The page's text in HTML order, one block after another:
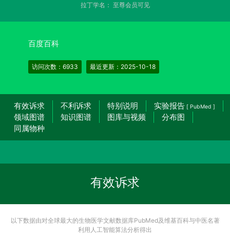
拉丁学名： 至尊会员可见
百度百科
访问次数：6933 最近更新：2025-10-18
有效诉求 不利诉求 特别说明 实验报告 [ PubMed ]
领域图谱 知识图谱 图库与视频
分布图
同属物种
有效诉求
以下数据由对全球最大的生物医学文献数据库PubMed及维基百科与中医名著
利用人工智能算法分析得出